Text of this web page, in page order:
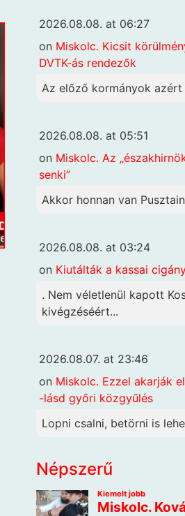
2026.08.08. at 06:27
on Miskolc. Kicsit
DVTK-ás rendezők
Az előző kormányok
2026.08.08. at 05:51
on Miskolc. Az
senki”
Akkor honnan van
2026.08.08. at 03:24
on Kiutálták a kassai
. Nem véletlenül kapott
kivégzéséért...
2026.08.07. at 23:46
on Miskolc. Ezzel akarják
-lásd győri közgyűlés
Lopni csalni, betörni is
Népszerű